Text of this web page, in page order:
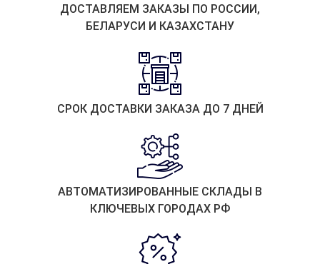
ДОСТАВЛЯЕМ ЗАКАЗЫ ПО РОССИИ,
БЕЛАРУСИ И КАЗАХСТАНУ
СРОК ДОСТАВКИ ЗАКАЗА ДО 7 ДНЕЙ
АВТОМАТИЗИРОВАННЫЕ СКЛАДЫ В
КЛЮЧЕВЫХ ГОРОДАХ РФ